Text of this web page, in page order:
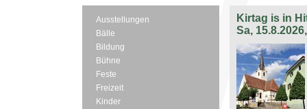
Ausstellungen
Bälle
Bildung
Bühne
Feste
Freizeit
Kinder
Kirtag is in
Sa,